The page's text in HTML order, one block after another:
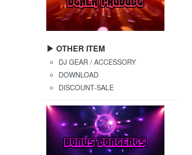
▶ OTHER ITEM
DJ GEAR / ACCESSORY
DOWNLOAD
DISCOUNT-SALE